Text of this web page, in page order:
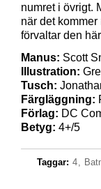
numret i övrigt.
när det
förvaltar den
Manus: Scott
Illustration:
Tusch:
Färgläggning:
Förlag: DC
Betyg: 4+/5
Taggar: 4,